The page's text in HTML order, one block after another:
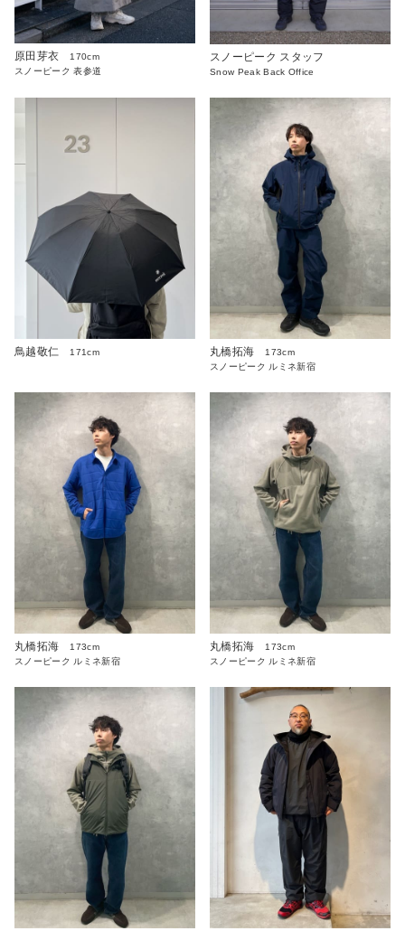
原田芽衣
170cm
スノーピーク 表参道
スノーピーク スタッフ
Snow Peak Back Office
鳥越敬仁 171cm 丸橋拓海
173cm
スノーピーク ルミネ新宿
丸橋拓海
173cm
スノーピーク ルミネ新宿
丸橋拓海
173cm
スノーピーク ルミネ新宿